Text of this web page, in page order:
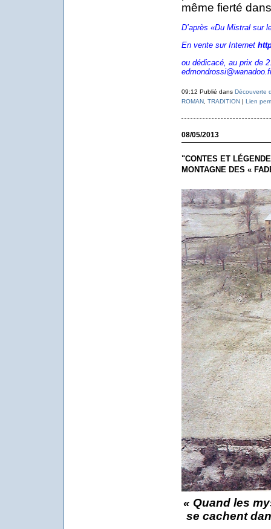
même fierté
D’après «Du Mistral sur
En vente sur Internet
ou dédicacé, au prix de
09:12 Publié dans Découverte
ROMAN, TRADITION| Lien
08/05/2013
"CONTES ET
MONTAGNE DES «
« Quand les
se cachent